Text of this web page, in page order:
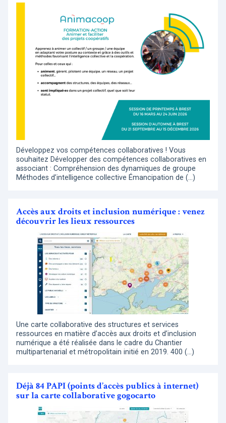
Développez vos compétences collaboratives ! Vous
souhaitez Développer des compétences collaboratives en
associant : Compréhension des dynamiques de groupe
Méthodes d’intelligence collective Émancipation de (…)
Accès aux droits et inclusion numérique : venez
découvrir les lieux ressources
Une carte collaborative des structures et services
ressources en matière d’accès aux droits et d’inclusion
numérique a été réalisée dans le cadre du Chantier
multipartenarial et métropolitain initié en 2019. 400 (…)
Déjà 84 PAPI (points d’accès publics à internet)
sur la carte collaborative gogocarto